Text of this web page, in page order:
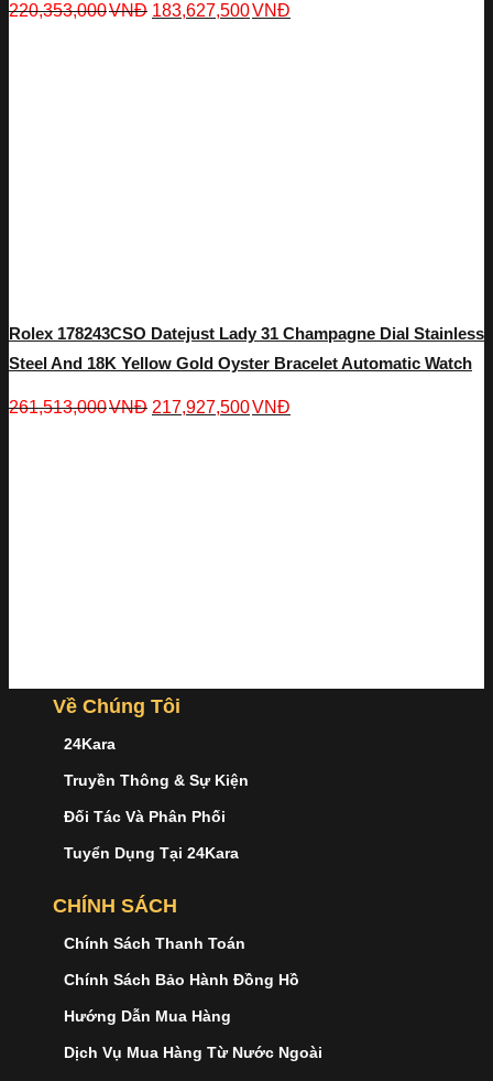
220,353,000VNĐ 183,627,500VNĐ
Rolex 178243CSO Datejust Lady 31 Champagne Dial Stainless
Steel And 18K Yellow Gold Oyster Bracelet Automatic Watch
261,513,000VNĐ 217,927,500VNĐ
Về Chúng Tôi
24Kara
Truyền Thông & Sự Kiện
Đối Tác Và Phân Phối
Tuyển Dụng Tại 24Kara
CHÍNH SÁCH
Chính Sách Thanh Toán
Chính Sách Bảo Hành Đồng Hồ
Hướng Dẫn Mua Hàng
Dịch Vụ Mua Hàng Từ Nước Ngoài